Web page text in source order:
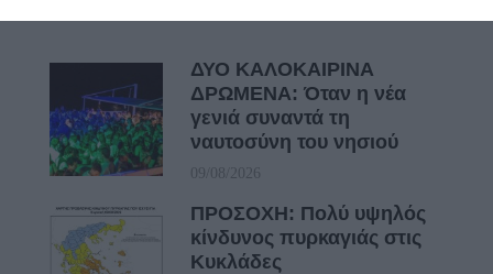
ΔΥΟ ΚΑΛΟΚΑΙΡΙΝΑ
ΔΡΩΜΕΝΑ: Όταν η νέα
γενιά συναντά τη
ναυτοσύνη του νησιού
09/08/2026
ΠΡΟΣΟΧΗ: Πολύ υψηλός
κίνδυνος πυρκαγιάς στις
Κυκλάδες